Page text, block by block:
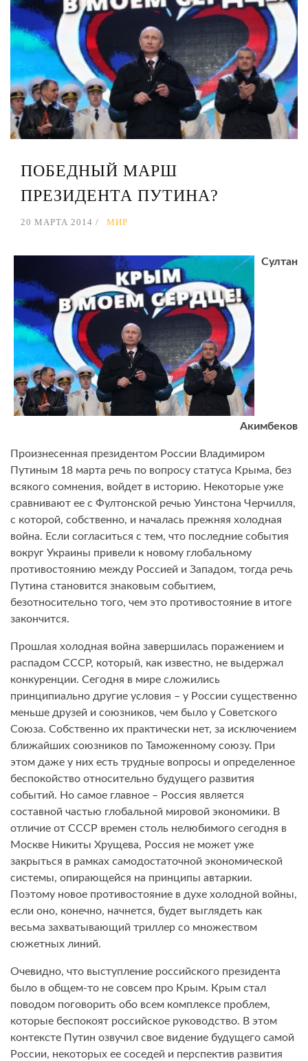
ПОБЕДНЫЙ МАРШ
ПРЕЗИДЕНТА ПУТИНА?
20 МАРТА 2014 МИР
Султан
Акимбеков
Произнесенная президентом России Владимиром
Путиным 18 марта речь по вопросу статуса Крыма, без
всякого сомнения, войдет в историю. Некоторые уже
сравнивают ее с Фултонской речью Уинстона Черчилля,
с которой, собственно, и началась прежняя холодная
война. Если согласиться с тем, что последние события
вокруг Украины привели к новому глобальному
противостоянию между Россией и Западом, тогда речь
Путина становится знаковым событием,
безотносительно того, чем это противостояние в итоге
закончится.
Прошлая холодная война завершилась поражением и
распадом СССР, который, как известно, не выдержал
конкуренции. Сегодня в мире сложились
принципиально другие условия – у России существенно
меньше друзей и союзников, чем было у Советского
Союза. Собственно их практически нет, за исключением
ближайших союзников по Таможенному союзу. При
этом даже у них есть трудные вопросы и определенное
беспокойство относительно будущего развития
событий. Но самое главное – Россия является
составной частью глобальной мировой экономики. В
отличие от СССР времен столь нелюбимого сегодня в
Москве Никиты Хрущева, Россия не может уже
закрыться в рамках самодостаточной экономической
системы, опирающейся на принципы автаркии.
Поэтому новое противостояние в духе холодной войны,
если оно, конечно, начнется, будет выглядеть как
весьма захватывающий триллер со множеством
сюжетных линий.
Очевидно, что выступление российского президента
было в общем-то не совсем про Крым. Крым стал
поводом поговорить обо всем комплексе проблем,
которые беспокоят российское руководство. В этом
контексте Путин озвучил свое видение будущего самой
России, некоторых ее соседей и перспектив развития